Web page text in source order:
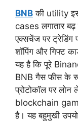
BNB की utility
cases लगातार
एक्सचेंज पर ट्रेडिंग
शॉपिंग और गिफ्ट
यह है कि पूरे
BNB गैस फीस के
प्रोटोकॉल पर लोन
blockchain
है। यह बहुमुखी